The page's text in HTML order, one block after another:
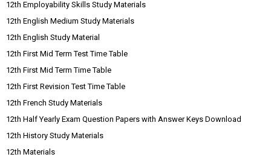
12th Employability Skills Study Materials
12th English Medium Study Materials
12th English Study Material
12th First Mid Term Test Time Table
12th First Mid Term Time Table
12th First Revision Test Time Table
12th French Study Materials
12th Half Yearly Exam Question Papers with Answer Keys Download
12th History Study Materials
12th Materials